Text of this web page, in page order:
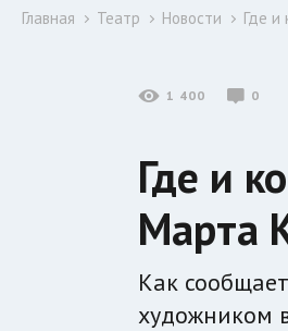
Главная Театр Новости Где и
1 400 0
Где и
Марта
Как
художником